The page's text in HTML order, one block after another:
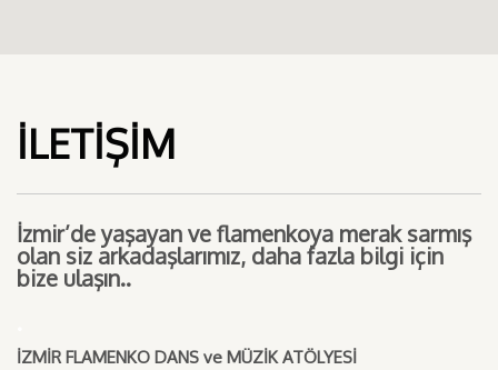
İLETİŞİM
İzmir’de yaşayan ve flamenkoya merak sarmış
olan siz arkadaşlarımız, daha fazla bilgi için
bize ulaşın..
İZMİR FLAMENKO DANS ve MÜZİK ATÖLYESİ